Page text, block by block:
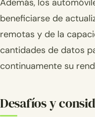
Además, los
beneficiarse de
remotas y de la
cantidades de datos
continuamente su
Desafíos y